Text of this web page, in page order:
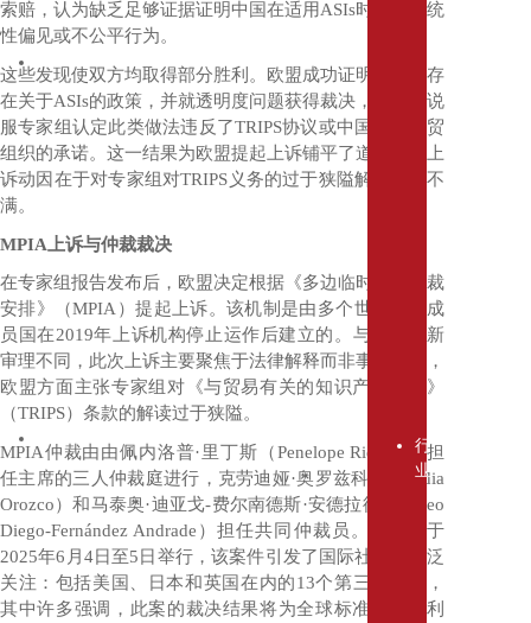
行
业
索赔，认为缺乏足够证据证明中国在适用ASIs时存在系统
性偏见或不公平行为。
这些发现使双方均取得部分胜利。欧盟成功证明了中国存
在关于ASIs的政策，并就透明度问题获得裁决，但未能说
服专家组认定此类做法违反了TRIPS协议或中国加入世贸
组织的承诺。这一结果为欧盟提起上诉铺平了道路，其上
诉动因在于对专家组对TRIPS 义务的过于狭隘解读感到不
满。
MPIA 上诉与仲裁裁决
在专家组报告发布后，欧盟决定根据《多边临时上诉仲裁
安排》（MPIA）提起上诉。该机制是由多个世贸组织成
员国在2019年上诉机构停止运作后建立的。与全面重新
审理不同，此次上诉主要聚焦于法律解释而非事实认定，
欧盟方面主张专家组对《与贸易有关的知识产权协定》
（TRIPS）条款的解读过于狭隘。
MPIA仲裁由由佩内洛普·里丁斯（Penelope Ridings
）担
任主席的三人仲裁庭进行，克劳迪娅·奥罗兹科（
Claudia
Orozco）和马泰奥·迪亚戈-费尔南德斯·安德拉德（
Mateo
Diego-Fernández Andrade ）担任共同仲裁员。听证会于
2025年6 月 4日至5 日举行，该案件引发了国际社会的广泛
关注：包括美国、日本和英国在内的13个第三方介入，
其中许多强调，此案的裁决结果将为全球标准必要专利